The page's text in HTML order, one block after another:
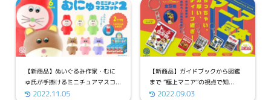
【新商品】ぬいぐるみ作家・むに
ゅ氏が手掛けるミニチュアマスコ...
2022.11.05
【新商品】ガイドブックから図鑑
まで “極上マニア”の視点で知...
2022.09.03